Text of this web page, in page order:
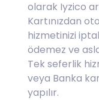
olarak Iyzico
Kartınızdan
hizmetinizi
ödemez ve
Tek seferlik
veya Banka
yapılır.